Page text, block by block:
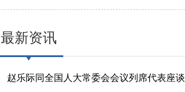
最新资讯
赵乐际同全国人大常委会会议列席代表座谈